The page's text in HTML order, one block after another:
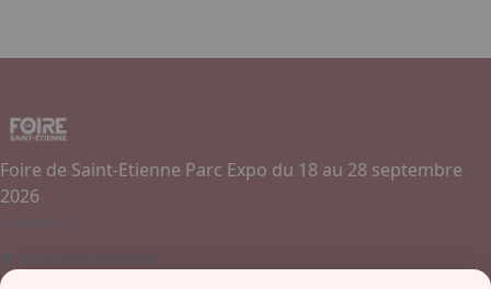
Foire de Saint-Etienne Parc Expo du 18 au 28 septembre
2026